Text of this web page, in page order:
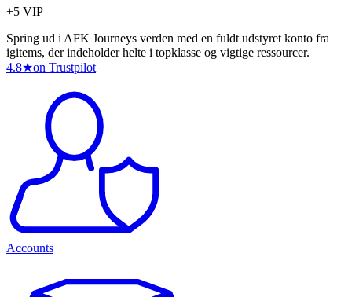
+5 VIP
Spring ud i AFK Journeys verden med en fuldt udstyret konto fra
igitems, der indeholder helte i topklasse og vigtige ressourcer.
4.8★on Trustpilot
Accounts